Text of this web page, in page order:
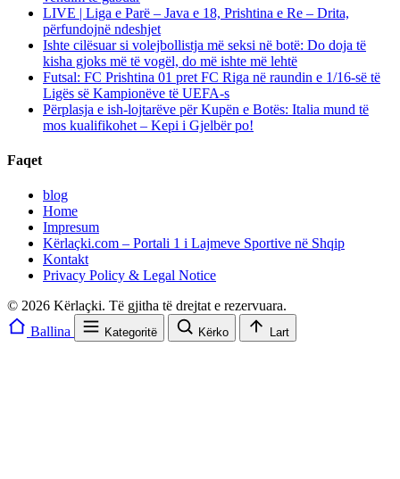
LIVE | Liga e Parë – Java e 18, Prishtina e Re – Drita,
përfundojnë ndeshjet
Ishte cilësuar si volejbollistja më seksi në botë: Do doja të
kisha gjoks më të vogël, do më ishte më lehtë
Futsal: FC Prishtina 01 pret FC Riga në raundin e 1/16-së të
Ligës së Kampionëve të UEFA-s
Përplasja e ish-lojtarëve për Kupën e Botës: Italia mund të
mos kualifikohet – Kepi i Gjelbër po!
Faqet
blog
Home
Impresum
Kërlaçki.com – Portali 1 i Lajmeve Sportive në Shqip
Kontakt
Privacy Policy & Legal Notice
© 2026 Kërlaçki. Të gjitha të drejtat e rezervuara.
Ballina
Kategoritë Kërko Lart